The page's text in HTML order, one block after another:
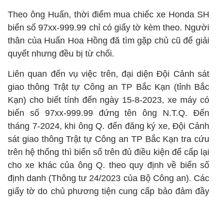
Theo ông Huấn, thời điểm mua chiếc xe Honda SH
biển số 97xx-999.99 chỉ có giấy tờ kèm theo. Người
thân của Huấn Hoa Hồng đã tìm gặp chủ cũ để giải
quyết nhưng đều bị từ chối.
Liên quan đến vụ việc trên, đại diện Đội Cảnh sát
giao thông Trật tự Công an TP Bắc Kạn (tỉnh Bắc
Kạn) cho biết tính đến ngày 15-8-2023, xe máy có
biển số 97xx-999.99 đứng tên ông N.T.Q. Đến
tháng 7-2024, khi ông Q. đến đăng ký xe, Đội Cảnh
sát giao thông Trật tự Công an TP Bắc Kạn tra cứu
trên hệ thống thì biển số trên đủ điều kiện để cấp lại
cho xe khác của ông Q. theo quy định về biển số
định danh (Thông tư 24/2023 của Bộ Công an). Các
giấy tờ do chủ phương tiện cung cấp bảo đảm đầy